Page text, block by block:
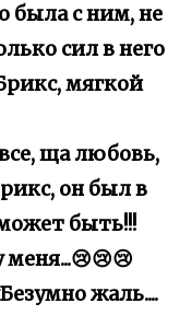
была с ним, не
сил в него
мягкой
ща любовь,
он был в
быть!!!
жаль....